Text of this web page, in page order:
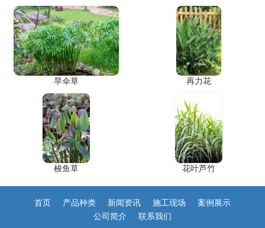
旱伞草 再力花
梭鱼草 花叶芦竹
首页 产品种类 新闻资讯 施工现场
案例展示
公司简介
联系我们